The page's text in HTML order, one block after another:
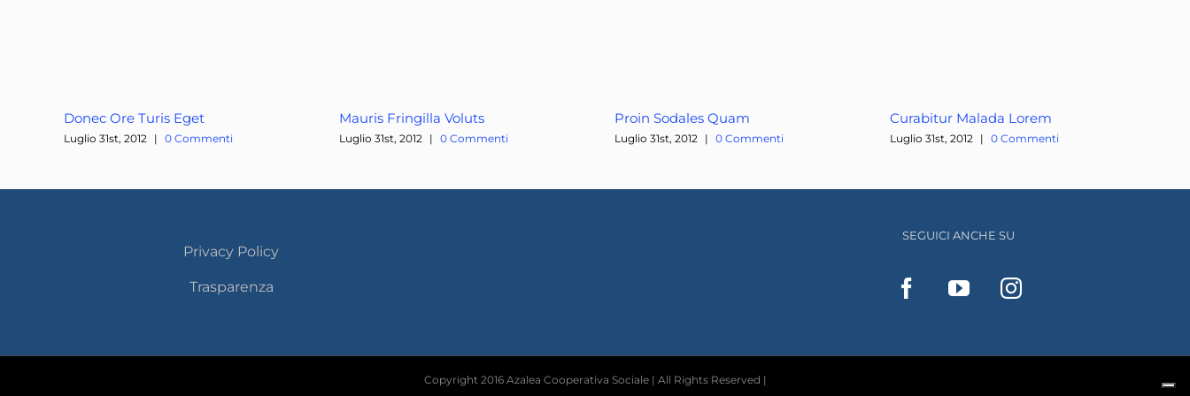
Donec Ore Turis Eget
Luglio 31st, 2012 | 0 Commenti
Mauris Fringilla Voluts
Luglio 31st, 2012 | 0 Commenti
Proin Sodales Quam
Luglio 31st, 2012 | 0 Commenti
Curabitur Malada Lorem
Luglio 31st, 2012 | 0 Commenti
Privacy Policy
Trasparenza
SEGUICI ANCHE SU
Copyright 2016 Azalea Cooperativa Sociale | All Rights Reserved |